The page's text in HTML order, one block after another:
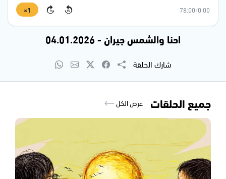
0:00
/
78:00
15
15
1×
احنا والشمس جيران - 04.01.2026
شارك الحلقة
جميع الحلقات عرض الكل